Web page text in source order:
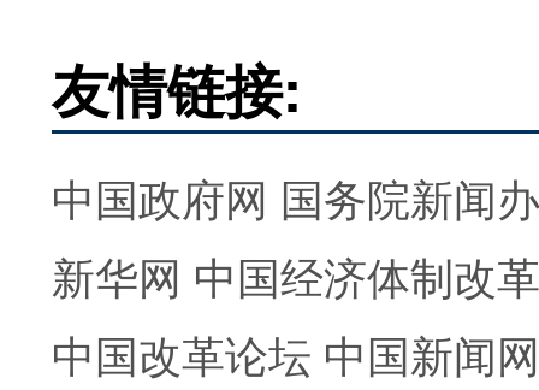
友情链接:
中国政府网 国务院新闻
新华网 中国经济体制改
中国改革论坛 中国新闻网